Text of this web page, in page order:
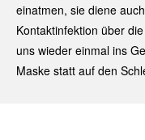
einatmen, sie diene
Kontaktinfektion über
uns wieder einmal ins
Maske statt auf den